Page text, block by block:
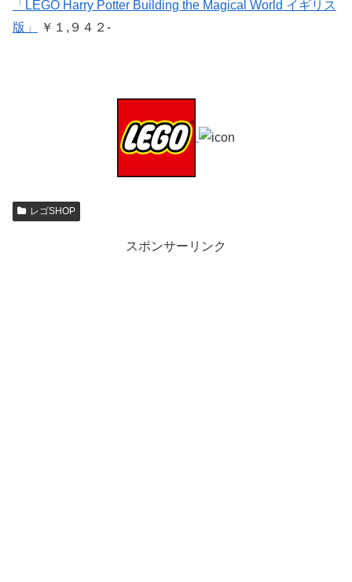
「LEGO Harry Potter Building the Magical World イギリス
版」
￥１,９４２-
レゴSHOP
スポンサーリンク